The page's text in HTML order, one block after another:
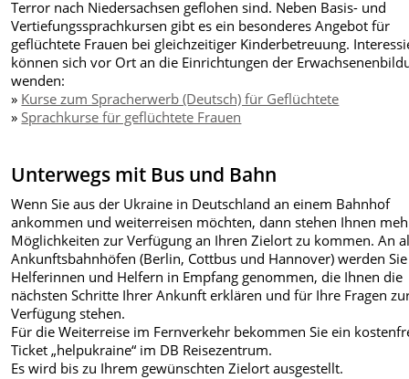
Terror nach Niedersachsen geflohen sind. Neben Basis- und
Vertiefungssprachkursen gibt es ein besonderes Angebot für
geflüchtete Frauen bei gleichzeitiger Kinderbetreuung.
können sich vor Ort an die Einrichtungen der
wenden:
» Kurse zum Spracherwerb (Deutsch) für Geflüchtete
»Sprachkurse für geflüchtete Frauen
Unterwegs mit Bus und Bahn
Wenn Sie aus der Ukraine in Deutschland an einem Bahnhof
ankommen und weiterreisen möchten, dann stehen Ihnen
Möglichkeiten zur Verfügung an Ihren Zielort zu kommen. An
Ankunftsbahnhöfen (Berlin, Cottbus und Hannover) werden
Helferinnen und Helfern in Empfang genommen, die Ihnen die
nächsten Schritte Ihrer Ankunft erklären und für Ihre Fragen
Verfügung stehen.
Für die Weiterreise im Fernverkehr bekommen Sie ein
Ticket „helpukraine“ im DB Reisezentrum.
Es wird bis zu Ihrem gewünschten Zielort ausgestellt.